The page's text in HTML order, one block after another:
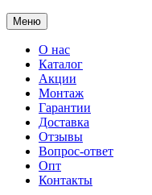
Меню
О нас
Каталог
Акции
Монтаж
Гарантии
Доставка
Отзывы
Вопрос-ответ
Опт
Контакты